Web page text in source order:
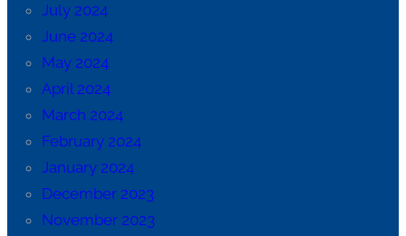
July 2024
June 2024
May 2024
April 2024
March 2024
February 2024
January 2024
December 2023
November 2023